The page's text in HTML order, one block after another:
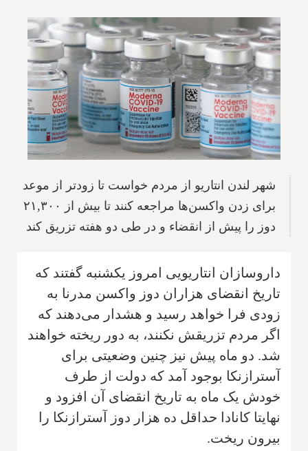
شهر لندن انتاریو از مردم خواست تا زودتر از موعد
برای زدن واکسن‌ها مراجعه کنند تا بیش از ۲۱,۳۰۰
دوز را پیش از انقضاء و در طی دو هفته تزریق کند
داروسازان انتاریویی امروز یکشنبه گفتند که
تاریخ انقضای هزاران دوز واکسن مدرنا به
زودی فرا خواهد رسید و هشدار می‌دهند که
اگر مردم تزریقش نکنند، به دور ریخته خواهند
شد. دو ماه پیش نیز چنین وضعیتی برای
آسترازنکا بوجود آمد که دولت از طرف
خودش یک ماه به تاریخ انقضای آن افزود و
نهایتا کانادا حداقل ده هزار دوز آسترازنکا را
بیرون ریخت.